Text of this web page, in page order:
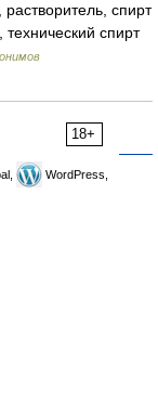
спирт
спирт
18+
WordPress,